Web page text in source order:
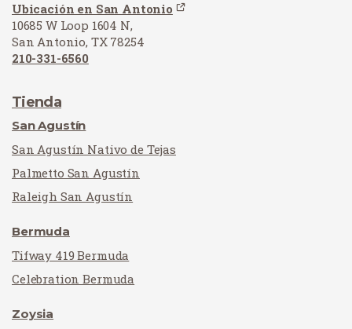
Ubicación en San Antonio
10685 W Loop 1604 N,
San Antonio, TX 78254
210-331-6560
Tienda
San Agustín
San Agustín Nativo de Tejas
Palmetto San Agustín
Raleigh San Agustín
Bermuda
Tifway 419 Bermuda
Celebration Bermuda
Zoysia